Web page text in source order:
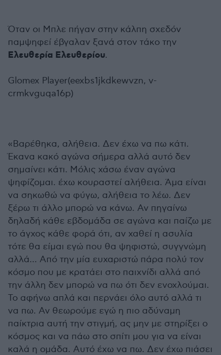
Όταν οι Μπλε πήγαν στην κάλπη σχεδόν
παμψηφεί έβγαλαν ξανά στον τάκο την
Ελευθερία Ελευθερίου.
Glomex Player(eexbs1jkdkewvzn, v-
crmkvguqa16p)
«Βαρέθηκα, αλήθεια. Δεν έχω να πω κάτι.
Έκανα κακό αγώνα σήμερα αλλά αυτό δεν
σημαίνει κάτι. Μόλις χάσω έναν αγώνα
ψηφίζομαι. έχω κουραστεί αλήθεια. Άμα είναι
να σηκωθώ να φύγω, αλήθεια το λέω. Δεν
ξέρω τι άλλο μπορώ να κάνω. Αν πηγαίνω
δηλαδή κάθε εβδομάδα σε αγώνα και παίζω με
το άγχος κάθε φορά ότι, αν χαθεί η ασυλία
τότε θα είμαι εγώ που θα ψηφιστώ, συγγνώμη
αλλά… Από την μία ευχαριστώ πάρα πολύ τον
κόσμο που με κρατάει στο παιχνίδι αλλά από
την άλλη δεν μπορώ να πω ότι δεν ενοχλούμαι.
Το αφήνω απλά και περνάει όλο αυτό αλλά τι
να πω. Αν θεωρούμε εγώ η πιο αδύναμη
παίκτρια αυτή την στιγμή, ας μην με στηρίξει ο
κόσμος και να πάω στο σπίτι μου για να είναι
καλά η ομάδα. Αυτό έχω να πω. Δεν έχω πιάσει